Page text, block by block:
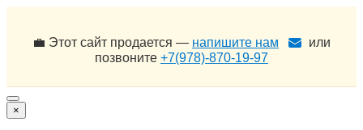
💼 Этот сайт продается — напишите нам
или
позвоните +7(978)-870-19-97
×